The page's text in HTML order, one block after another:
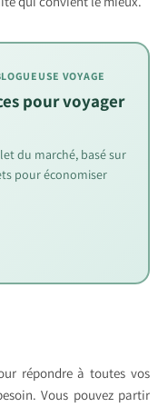
VOYAGE
pour voyager
du marché, basé sur
pour économiser
répondre à toutes vos
Vous pouvez partir